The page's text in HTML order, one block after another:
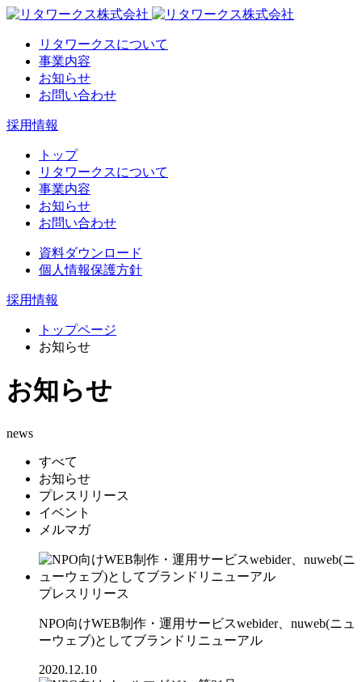
リタワークスについて
事業内容
お知らせ
お問い合わせ
採用情報
トップ
リタワークスについて
事業内容
お知らせ
お問い合わせ
資料ダウンロード
個人情報保護方針
採用情報
トップページ
お知らせ
お知らせ
news
すべて
お知らせ
プレスリリース
イベント
メルマガ
プレスリリース
NPO向けWEB制作・運用サービスwebider、nuweb(ニュ
ーウェブ)としてブランドリニューアル
2020.12.10